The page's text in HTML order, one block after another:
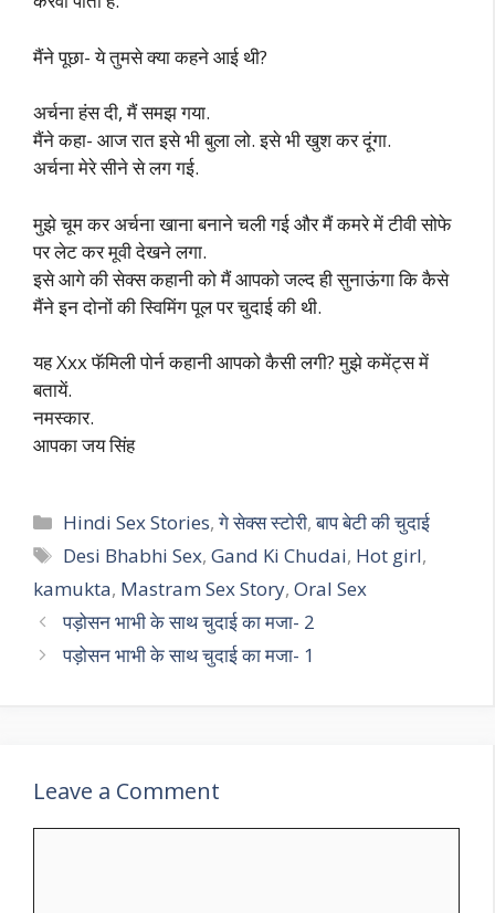
मैंने पूछा- ये तुमसे क्या कहने आई थी?
अर्चना हंस दी, मैं समझ गया.
मैंने कहा- आज रात इसे भी बुला लो. इसे भी खुश कर दूंगा.
अर्चना मेरे सीने से लग गई.
मुझे चूम कर अर्चना खाना बनाने चली गई और मैं कमरे में टीवी सोफे
पर लेट कर मूवी देखने लगा.
इसे आगे की सेक्स कहानी को मैं आपको जल्द ही सुनाऊंगा कि कैसे
मैंने इन दोनों की स्विमिंग पूल पर चुदाई की थी.
यह Xxx फॅमिली पोर्न कहानी आपको कैसी लगी? मुझे कमेंट्स में
बतायें.
नमस्कार.
आपका जय सिंह
Categories
Hindi Sex Stories,गे सेक्स स्टोरी,बाप बेटी की चुदाई
Tags
Desi Bhabhi Sex,Gand Ki Chudai, Hot girl,
kamukta, Mastram Sex Story, Oral Sex
पड़ोसन भाभी के साथ चुदाई का मजा- 2
पड़ोसन भाभी के साथ चुदाई का मजा- 1
Leave a Comment